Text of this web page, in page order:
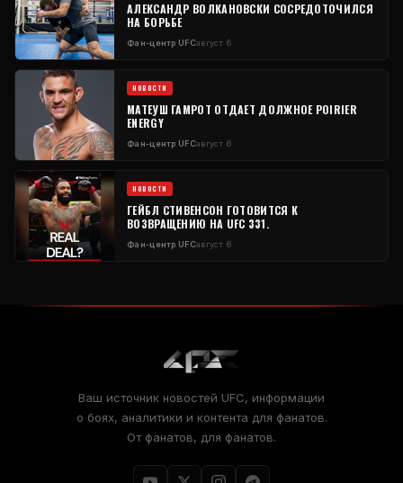
АЛЕКСАНДР ВОЛКАНОВСКИ СОСРЕДОТОЧИЛСЯ
НА БОРЬБЕ
Фан-центр UFCавгуст 6
НОВОСТИ
МАТЕУШ ГАМРОТ ОТДАЕТ ДОЛЖНОЕ POIRIER
ENERGY
Фан-центр UFCавгуст 6
НОВОСТИ
ГЕЙБЛ СТИВЕНСОН ГОТОВИТСЯ К
ВОЗВРАЩЕНИЮ НА UFC 331.
Фан-центр UFCавгуст 6
Ваш источник новостей UFC, информации
о боях, аналитики и контента для фанатов.
От фанатов, для фанатов.